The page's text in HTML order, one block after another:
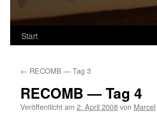
Start
← RECOMB — Tag 3
RECOMB — Tag 4
Veröffentlicht am 2. April 2008von Marcel